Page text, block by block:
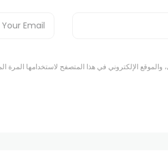
الإلكتروني في هذا المتصفح لاستخدامها المرة